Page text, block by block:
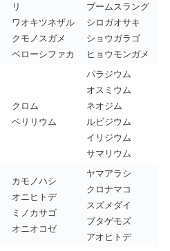
リ
ワオキツネザル
クモノスガメ
ベローシファカ
ブームスラング
シロガオサキ
ショウガラゴ
ヒョウモンガメ
クロム
ベリリウム
パラジウム
オスミウム
ネオジム
ルビジウム
イリジウム
サマリウム
カモノハシ
オニヒトデ
ミノカサゴ
オニオコゼ
ヤマアラシ
クロナマコ
スズメダイ
ブタゲモズ
アオヒトデ